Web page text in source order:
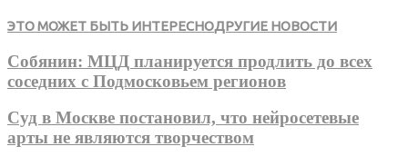
ЭТО МОЖЕТ БЫТЬ ИНТЕРЕСНОДРУГИЕ НОВОСТИ
Собянин: МЦД планируется продлить до всех
соседних с Подмосковьем регионов
Суд в Москве постановил, что нейросетевые
арты не являются творчеством